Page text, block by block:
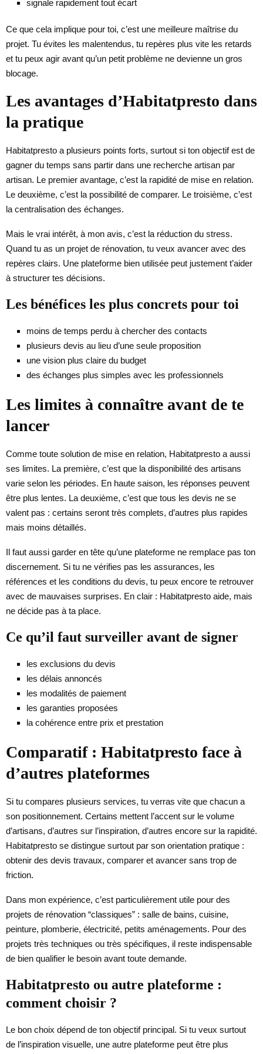
signale rapidement tout écart
Ce que cela implique pour toi, c’est une meilleure maîtrise du
projet. Tu évites les malentendus, tu repères plus vite les retards
et tu peux agir avant qu’un petit problème ne devienne un gros
blocage.
Les avantages d’Habitatpresto dans
la pratique
Habitatpresto a plusieurs points forts, surtout si ton objectif est de
gagner du temps sans partir dans une recherche artisan par
artisan. Le premier avantage, c’est la rapidité de mise en relation.
Le deuxième, c’est la possibilité de comparer. Le troisième, c’est
la centralisation des échanges.
Mais le vrai intérêt, à mon avis, c’est la réduction du stress.
Quand tu as un projet de rénovation, tu veux avancer avec des
repères clairs. Une plateforme bien utilisée peut justement t’aider
à structurer tes décisions.
Les bénéfices les plus concrets pour toi
moins de temps perdu à chercher des contacts
plusieurs devis au lieu d’une seule proposition
une vision plus claire du budget
des échanges plus simples avec les professionnels
Les limites à connaître avant de te
lancer
Comme toute solution de mise en relation, Habitatpresto a aussi
ses limites. La première, c’est que la disponibilité des artisans
varie selon les périodes. En haute saison, les réponses peuvent
être plus lentes. La deuxième, c’est que tous les devis ne se
valent pas : certains seront très complets, d’autres plus rapides
mais moins détaillés.
Il faut aussi garder en tête qu’une plateforme ne remplace pas ton
discernement. Si tu ne vérifies pas les assurances, les
références et les conditions du devis, tu peux encore te retrouver
avec de mauvaises surprises. En clair : Habitatpresto aide, mais
ne décide pas à ta place.
Ce qu’il faut surveiller avant de signer
les exclusions du devis
les délais annoncés
les modalités de paiement
les garanties proposées
la cohérence entre prix et prestation
Comparatif : Habitatpresto face à
d’autres plateformes
Si tu compares plusieurs services, tu verras vite que chacun a
son positionnement. Certains mettent l’accent sur le volume
d’artisans, d’autres sur l’inspiration, d’autres encore sur la rapidité.
Habitatpresto se distingue surtout par son orientation pratique :
obtenir des devis travaux, comparer et avancer sans trop de
friction.
Dans mon expérience, c’est particulièrement utile pour des
projets de rénovation “classiques” : salle de bains, cuisine,
peinture, plomberie, électricité, petits aménagements. Pour des
projets très techniques ou très spécifiques, il reste indispensable
de bien qualifier le besoin avant toute demande.
Habitatpresto ou autre plateforme :
comment choisir ?
Le bon choix dépend de ton objectif principal. Si tu veux surtout
de l’inspiration visuelle, une autre plateforme peut être plus